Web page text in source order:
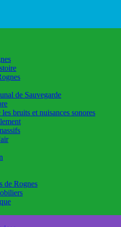
de Sauvegarde
bruits et nuisances sonores
de Rognes